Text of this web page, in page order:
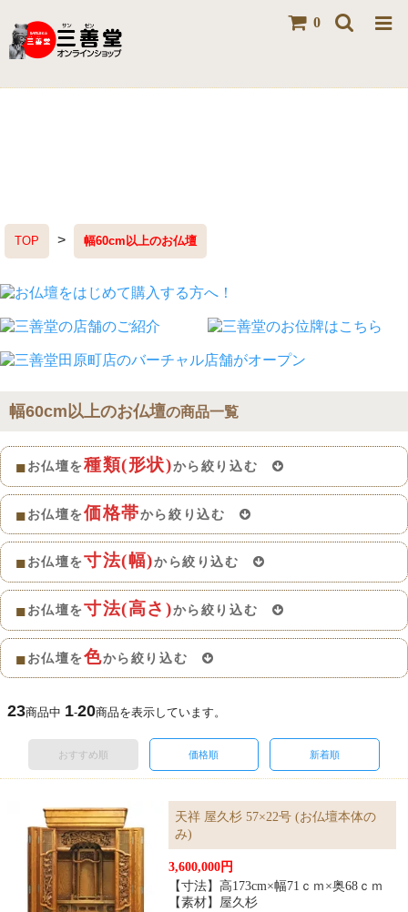
0
TOP > 幅60cm以上のお仏壇
幅60cm以上のお仏壇の商品一覧
■お仏壇を種類(形状)から絞り込む
■お仏壇を価格帯から絞り込む
■お仏壇を寸法(幅)から絞り込む
■お仏壇を寸法(高さ)から絞り込む
■お仏壇を色から絞り込む
23商品中 1-20商品を表示しています。
おすすめ順 価格順 新着順
天祥 屋久杉 57×22号 (お仏壇本体の
み)
3,600,000円
【寸法】高173cm×幅71ｃｍ×奥68ｃｍ
【素材】屋久杉